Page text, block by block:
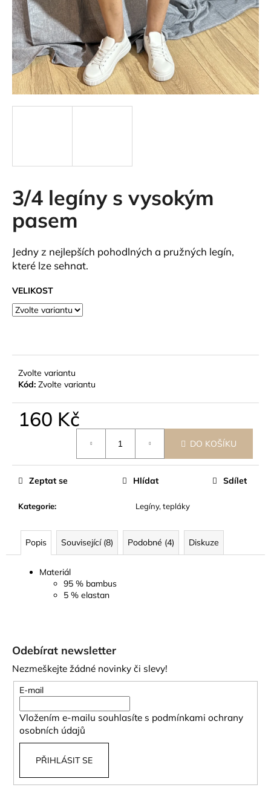
3/4 legíny s vysokým
pasem
Jedny z nejlepších pohodlných a pružných legín,
které lze sehnat.
VELIKOST
Zvolte variantu
Kód: Zvolte variantu
160 Kč
DO KOŠÍKU
Kategorie: Legíny, tepláky
Zeptat se Hlídat Sdílet
Popis Související (8) Podobné (4) Diskuze
Materiál
95 % bambus
5 % elastan
a
j
í
t
?
D
o
p
o
r
u
č
u
j
e
Odebírat newsletter
Nezmeškejte žádné novinky či slevy!
E-mail
Vložením e-mailu souhlasíte s podmínkami ochrany
osobních údajů
PŘIHLÁSIT SE